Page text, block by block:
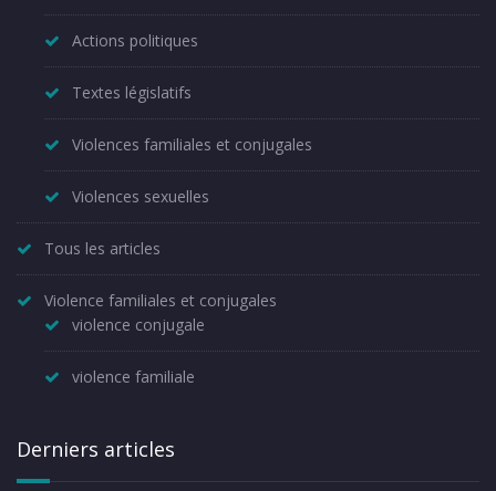
Actions politiques
Textes législatifs
Violences familiales et conjugales
Violences sexuelles
Tous les articles
Violence familiales et conjugales
violence conjugale
violence familiale
Derniers articles